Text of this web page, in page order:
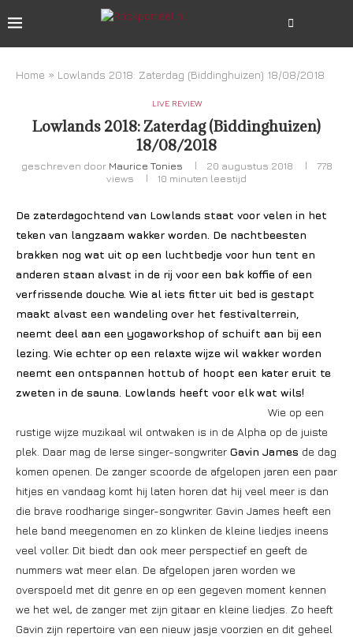
Home » Lowlands 2018: Zaterdag (Biddinghuizen) 18/08/2018
LIVE REVIEW
Lowlands 2018: Zaterdag (Biddinghuizen)
18/08/2018
geschreven door Maurice Tonies 20 augustus 2018
778
views
10 minuten leestijd
De zaterdagochtend van Lowlands staat voor velen in het
teken van langzaam wakker worden. De nachtbeesten
brakken nog wat uit op een luchtbedje voor hun tent en
anderen staan alvast in de rij voor een bak koffie of een
verfrissende douche. Wie al iets fitter uit bed is gestapt
maakt alvast een wandeling over het festivalterrein,
neemt deel aan een yogaworkshop of schuift aan bij een
lezing. Wie echter op een relaxte wijze wil wakker worden
neemt een ontspannen hottub of hoopt een kater eruit te
zweten in de sauna. Lowlands heeft voor elk wat wils!
Wie op een
rustige wijze muzikaal wil ontwaken is in de Alpha op de juiste
plek. Daar mag de Ierse singer-songwriter Gavin James de dag
komen openen. De zanger scoorde de afgelopen jaren een paar
hitjes en vandaag komt hij laten horen dat hij veel meer is dan
die brave roodharige singer-songwriter. Gavin James heeft een
hele band meegenomen en zo klinken de kleine liedjes ineens
veel voller. Dit biedt dan ook meer perspectief en geeft de
nummers wat meer elan. De afgelopen jaren worden we
overspoeld met dit genre en op een gegeven moment kennen
we het wel, de zanger met zijn gitaar en kleine liedjes. Zo heeft
Gavin zijn repertoire van een nieuw jasje voorzien en dit geheel